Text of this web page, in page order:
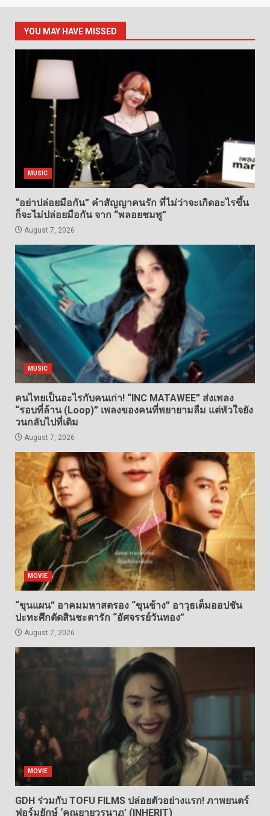
YOU MAY HAVE MISSED
MUSIC
“อย่าปล่อยมือกัน” คำสัญญาคนรัก ที่ไม่ว่าจะเกิดอะไรขึ้น
ก็จะไม่ปล่อยมือกัน จาก “พลอยชมพู”
August 7, 2026
MUSIC
คนไทยเป็นอะไรกับคนเก่า! “INC MATAWEE” ส่งเพลง
“รอบที่ล้าน (Loop)” เพลงของคนที่พยายามลืม แต่หัวใจยัง
วนกลับไปที่เดิม
August 7, 2026
MOVIE
“ขุนแผน” อาคมมหาสตรอง “ขุนช้าง” อาวุธเต็มออปชัน
ปะทะศึกตัดสินชะตารัก “อัศจรรย์วันทอง”
August 7, 2026
MOVIE
GDH ร่วมกับ TOFU FILMS ปล่อยตัวอย่างแรก! ภาพยนตร์
ฟอร์มยักษ์ ‘คุณยายวรนาฏ’ (INHERIT)